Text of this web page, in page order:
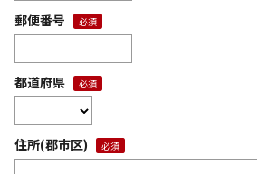
郵便番号
都道府県
住所(郡市区)